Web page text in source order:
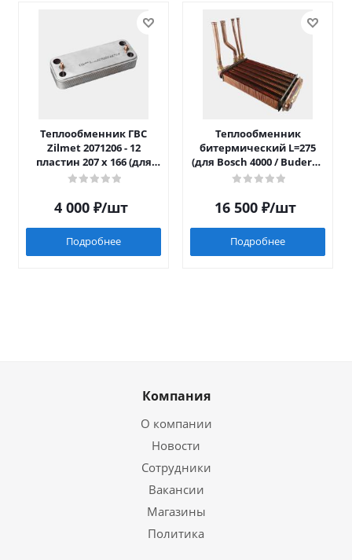
Теплообменник ГВС
Zilmet 2071206 - 12
пластин 207 x 166 (для
Luna/Eco Four после 2014)
4 000₽/шт
Подробнее
Теплообменник
битермический L=275
(для Bosch 4000 / Buderus
042)
16 500₽/шт
Подробнее
Компания
О компании
Новости
Сотрудники
Вакансии
Магазины
Политика